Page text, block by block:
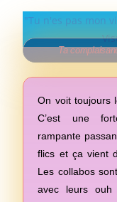
TU N'ES
Ta
On voit toujours
C’est une
rampante
flics et ça vient
Les collabos
avec leurs